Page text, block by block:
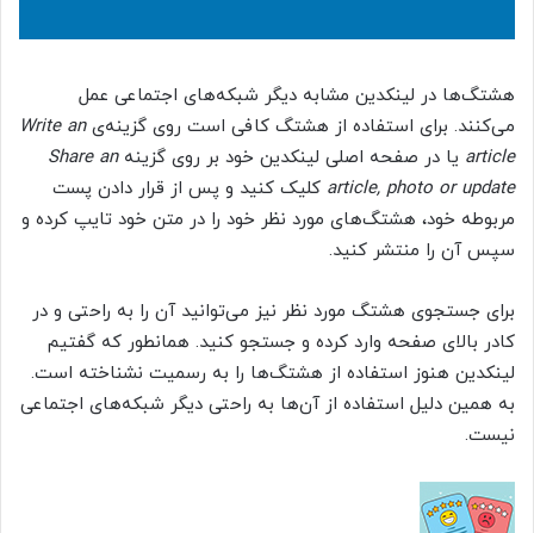
هشتگ‌ها در لینکدین مشابه دیگر شبکه‌های اجتماعی عمل
می‌کنند. برای استفاده از هشتگ کافی است روی گزینه‌یWrite an
article یا در صفحه اصلی لینکدین خود بر روی گزینهShare an
article, photo or update کلیک کنید و پس از قرار دادن پست
مربوطه خود، هشتگ‌های مورد نظر خود را در متن خود تایپ کرده و
سپس آن را منتشر کنید.
برای جستجوی هشتگ مورد نظر نیز می‌توانید آن را به راحتی و در
کادر بالای صفحه وارد کرده و جستجو کنید. همانطور که گفتیم
لینکدین هنوز استفاده از هشتگ‌ها را به رسمیت نشناخته است.
به همین دلیل استفاده از آن‌ها به راحتی دیگر شبکه‌های اجتماعی
نیست.